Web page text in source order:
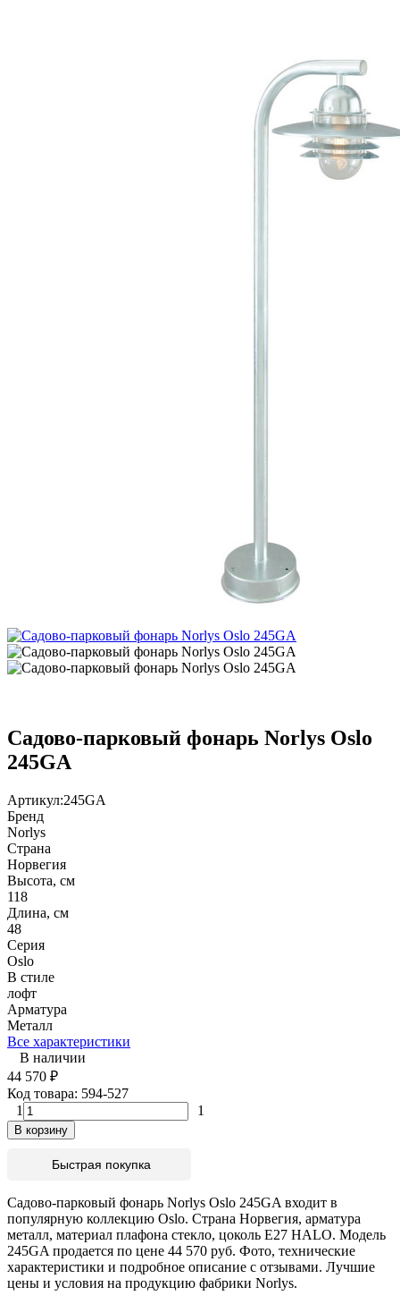
Садово-парковый фонарь Norlys Oslo
245GA
Артикул:245GA
Бренд
Norlys
Страна
Норвегия
Высота, см
118
Длина, см
48
Серия
Oslo
В стиле
лофт
Арматура
Металл
Все характеристики
В наличии
44 570 ₽
Код товара: 594-527
1
1
В корзину
Быстрая покупка
Садово-парковый фонарь Norlys Oslo 245GA входит в
популярную коллекцию Oslo. Страна Норвегия, арматура
металл, материал плафона стекло, цоколь E27 HALO. Модель
245GA продается по цене 44 570 руб. Фото, технические
характеристики и подробное описание с отзывами. Лучшие
цены и условия на продукцию фабрики Norlys.